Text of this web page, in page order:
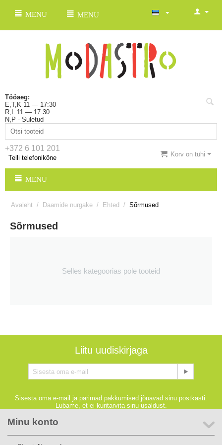
MENU MENU
Tööaeg:
E,T,K 11 — 17:30
R,L 11 — 17:30
N,P - Suletud
+372 6 101 201
Telli telefonikõne Korv on tühi
MENU
Avaleht / Daamide nurgake / Ehted / Sõrmused
Sõrmused
Selles kategoorias pole tooteid
Liitu uudiskirjaga
Sisesta oma e-mail ja parimad pakkumised jõuavad sinu postkasti.
Lubame, et ei kuritarvita sinu usaldust.
Minu konto